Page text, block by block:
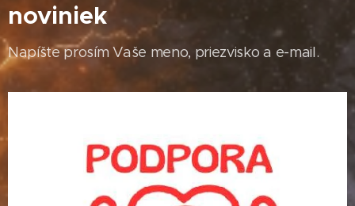
noviniek
Napíšte prosím Vaše meno, priezvisko a e-mail.